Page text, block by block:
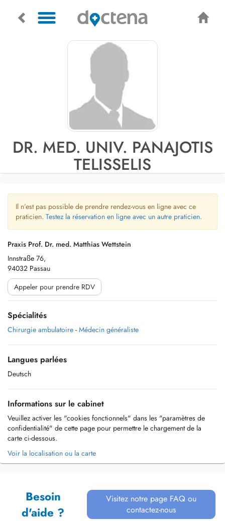
DR. MED. UNIV. PANAJOTIS
TELISSELIS
Il n’est pas possible de prendre rendez-vous en ligne avec ce
praticien. Testez la réservation en ligne avec un autre praticien.
Praxis Prof. Dr. med. Matthias Wettstein
Innstraße 76,
94032 Passau
Appeler pour prendre RDV
Spécialités
Chirurgie ambulatoire - Médecin généraliste
Langues parlées
Deutsch
Informations sur le cabinet
Veuillez activer les "cookies fonctionnels" dans les "paramètres de
confidentialité" de cette page pour permettre le chargement de la
carte ci-dessous.
Voir la localisation ou la carte
Besoin
d'aide ?
Visitez notre page FAQ ou
contactez-nous